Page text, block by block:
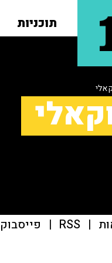
תוכניות
|
RSS
| פייסבוק